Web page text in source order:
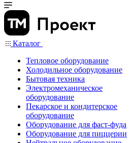
Каталог
Тепловое оборудование
Холодильное оборудование
Бытовая техника
Электромеханическое
оборудование
Пекарское и кондитерское
оборудование
Оборудование для фаст-фуда
Оборудование для пиццерии